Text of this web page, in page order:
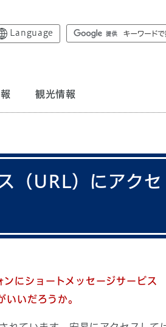
Language
観光情報
（URL）にアクセ
にショートメッセージサービス
いいだろうか。